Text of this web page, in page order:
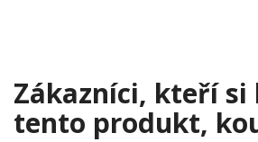
Zákazníci, kteří si
tento produkt,